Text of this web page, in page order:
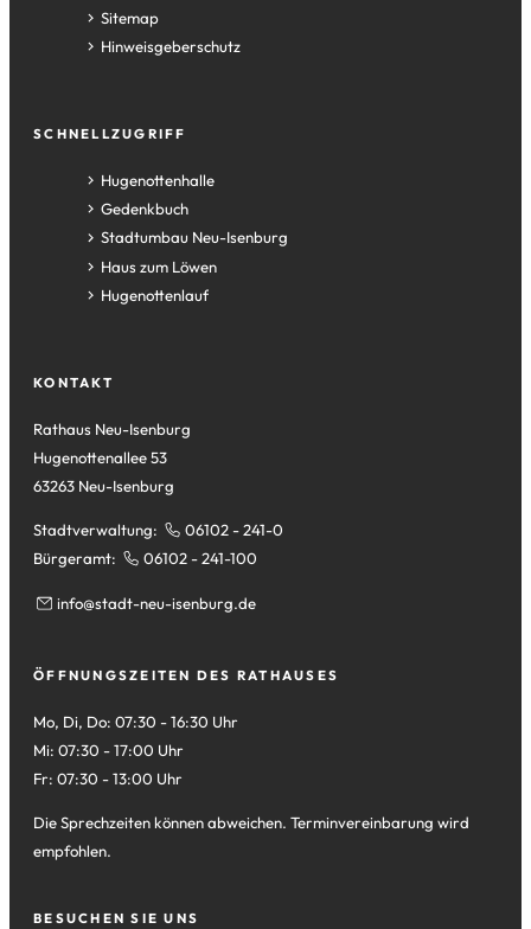
Sitemap
Hinweisgeberschutz
SCHNELLZUGRIFF
Hugenottenhalle
(Öffnet
in
einem
neuen
Tab)
Gedenkbuch
(Öffnet
in
einem
neuen
Stadtumbau Neu-Isenburg
(Öffnet
in
einem
Haus zum Löwen
(Öffnet
in
Tab)
Hugenottenlauf
(Öffnet
neuen
KONTAKT
Rathaus Neu-Isenburg
Hugenottenallee 53
63263 Neu-Isenburg
Stadtverwaltung:
06102 - 241-0
Bürgeramt:
06102 - 241-100
info stadt-neu-isenburg de
ÖFFNUNGSZEITEN DES RATHAUSES
Mo, Di, Do: 07:30 - 16:30 Uhr
Mi: 07:30 - 17:00 Uhr
Fr: 07:30 - 13:00 Uhr
Die Sprechzeiten können abweichen. Terminvereinbarung wird
empfohlen.
BESUCHEN SIE UNS